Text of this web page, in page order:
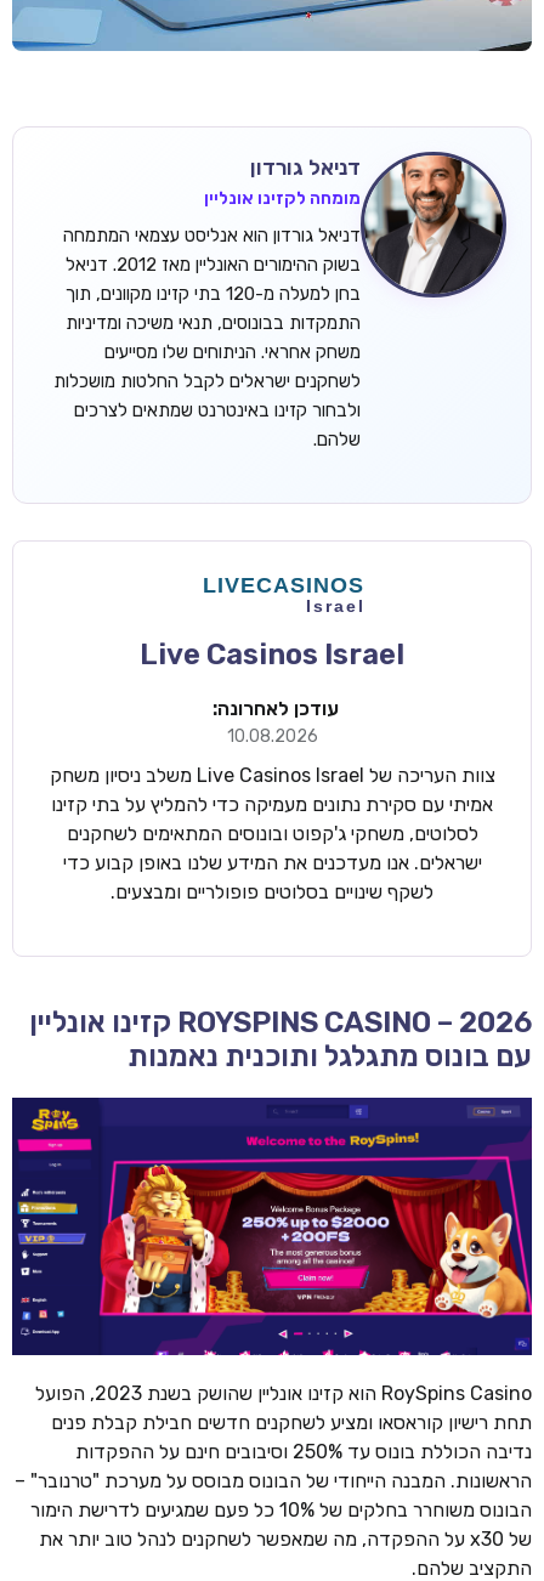
דניאל גורדון
מומחה לקזינו אונליין
דניאל גורדון הוא אנליסט עצמאי המתמחה
בשוק ההימורים האונליין מאז 2012. דניאל
בחן למעלה מ-120 בתי קזינו מקוונים, תוך
התמקדות בבונוסים, תנאי משיכה ומדיניות
משחק אחראי. הניתוחים שלו מסייעים
לשחקנים ישראלים לקבל החלטות מושכלות
ולבחור קזינו באינטרנט שמתאים לצרכים
שלהם.
Live Casinos Israel
עודכן לאחרונה:
10.08.2026
צוות העריכה של Live Casinos Israel משלב ניסיון משחק
אמיתי עם סקירת נתונים מעמיקה כדי להמליץ על בתי קזינו
לסלוטים, משחקי ג'קפוט ובונוסים המתאימים לשחקנים
ישראלים. אנו מעדכנים את המידע שלנו באופן קבוע כדי
לשקף שינויים בסלוטים פופולריים ומבצעים.
ROYSPINS CASINO – 2026 קזינו אונליין
עם בונוס מתגלגל ותוכנית נאמנות
RoySpins Casino הוא קזינו אונליין שהושק בשנת 2023, הפועל
תחת רישיון קוראסאו ומציע לשחקנים חדשים חבילת קבלת פנים
נדיבה הכוללת בונוס עד 250% וסיבובים חינם על ההפקדות
הראשונות. המבנה הייחודי של הבונוס מבוסס על מערכת "טרנובר" –
הבונוס משוחרר בחלקים של 10% כל פעם שמגיעים לדרישת הימור
של x30 על ההפקדה, מה שמאפשר לשחקנים לנהל טוב יותר את
התקציב שלהם.